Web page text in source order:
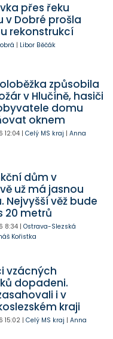
přes řeku
v Dobré prošla
rekonstrukcí
| Libor Běčák
způsobila
v Hlučíně, hasiči
domu
oknem
12:04| Celý MS kraj | Anna
dům v
už má jasnou
Nejvyšší věž bude
20 metrů
8:34| Ostrava-Slezská
Kořistka
vzácných
dopadeni.
i v
kraji
15:02| Celý MS kraj | Anna